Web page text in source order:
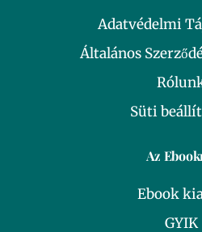
Adatvédelmi
Általános
Süti
Az
Ebook
GYIK